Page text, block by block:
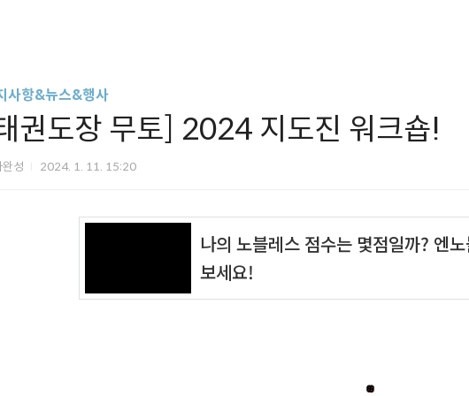
사항&뉴스&행사
권도장 무토] 2024 지도진 워크숍!
성 2024. 1. 11. 15:20